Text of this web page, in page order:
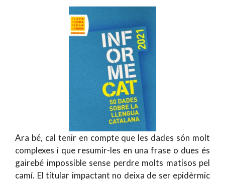
Ara bé, cal tenir en compte que les dades són molt
complexes i que resumir-les en una frase o dues és
gairebé impossible sense perdre molts matisos pel
camí. El titular impactant no deixa de ser epidèrmic